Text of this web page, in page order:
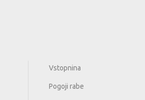
Vstopnina
Pogoji rabe